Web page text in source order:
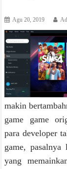
Agu 20, 2019
makin
game game
para developer
game,
yang